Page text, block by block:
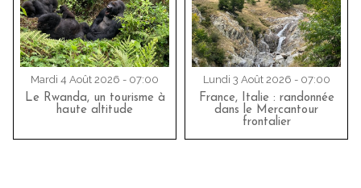
Mardi 4 Août 2026 - 07:00
Le Rwanda, un tourisme à
haute altitude
Lundi 3 Août 2026 - 07:00
France, Italie : randonnée
dans le Mercantour
frontalier